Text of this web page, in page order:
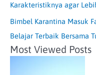
Karakteristiknya agar
Bimbel Karantina Masuk
Belajar Terbaik Bersama
Most Viewed Posts